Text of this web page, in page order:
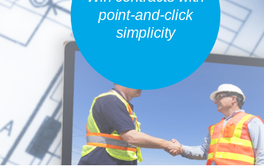
point-and-click
simplicity